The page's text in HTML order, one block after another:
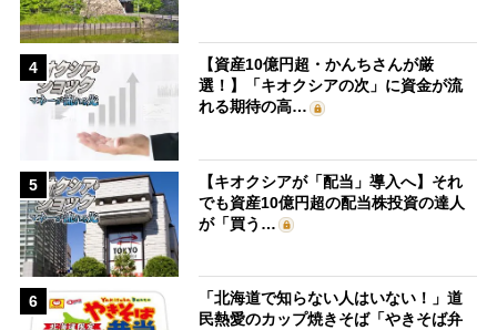
4
【資産10億円超・かんちさんが厳
選！】「キオクシアの次」に資金が流
れる期待の高…
5
【キオクシアが「配当」導入へ】それ
でも資産10億円超の配当株投資の達人
が「買う…
6
「北海道で知らない人はいない！」道
民熱愛のカップ焼きそば「やきそば弁